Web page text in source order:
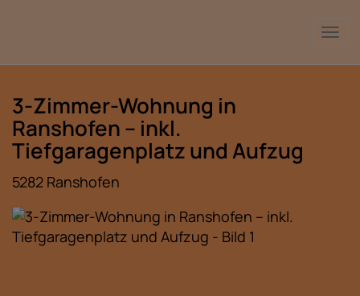
3-Zimmer-Wohnung in
Ranshofen – inkl.
Tiefgaragenplatz und Aufzug
5282 Ranshofen